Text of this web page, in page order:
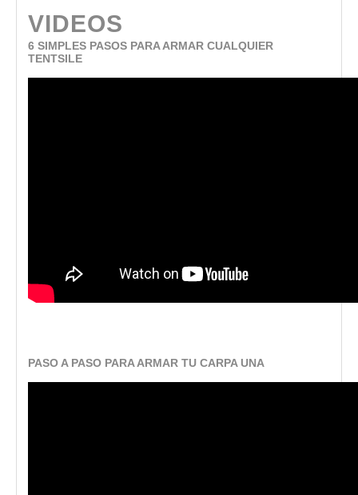
VIDEOS
6 SIMPLES PASOS PARA ARMAR CUALQUIER
TENTSILE
PASO A PASO PARA ARMAR TU CARPA UNA